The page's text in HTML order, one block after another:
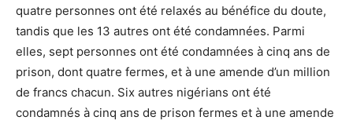
quatre personnes ont été relaxés au bénéfice du doute,
tandis que les 13 autres ont été condamnées. Parmi
elles, sept personnes ont été condamnées à cinq ans de
prison, dont quatre fermes, et à une amende d’un million
de francs chacun. Six autres nigérians ont été
condamnés à cinq ans de prison fermes et à une amende